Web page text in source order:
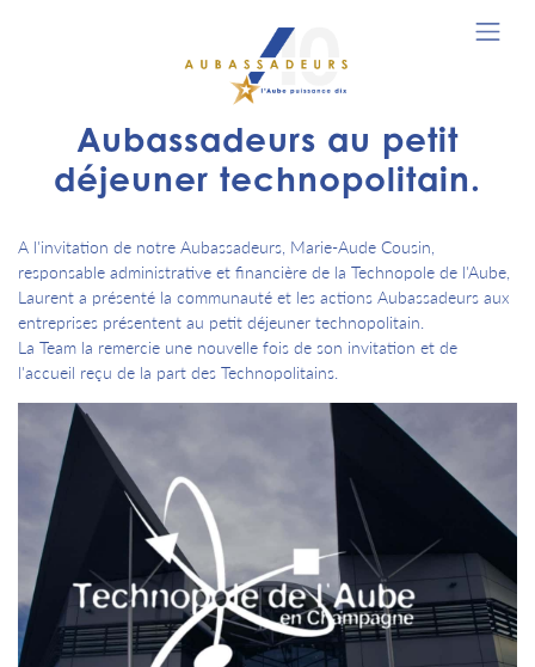
Aubassadeurs au petit
déjeuner technopolitain.
A l'invitation de notre Aubassadeurs, Marie-Aude Cousin,
responsable administrative et financière de la Technopole de l'Aube,
Laurent a présenté la communauté et les actions Aubassadeurs aux
entreprises présentent au petit déjeuner technopolitain.
La Team la remercie une nouvelle fois de son invitation et de
l'accueil reçu de la part des Technopolitains.